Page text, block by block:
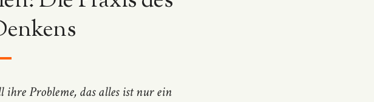
Probleme, das alles ist nur ein